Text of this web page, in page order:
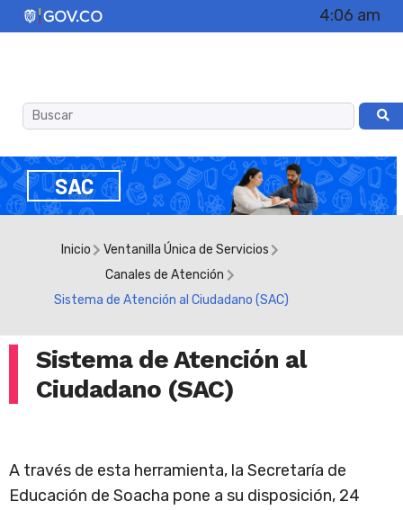
4:06 am
SAC
Inicio
Ventanilla Única de Servicios
Canales de Atención
Sistema de Atención al Ciudadano (SAC)
Sistema de Atención al
Ciudadano (SAC)
A través de esta herramienta, la Secretaría de
Educación de Soacha pone a su disposición, 24